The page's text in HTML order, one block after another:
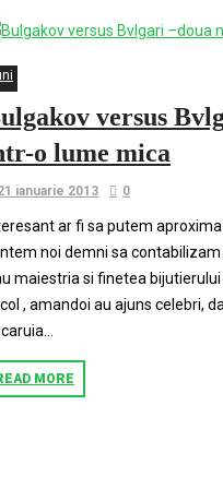
versus
o lume mica
ianuarie 2013 0
ar fi sa putem
noi demni sa
maiestria si finetea
, amandoi au ajuns celebri,
MORE